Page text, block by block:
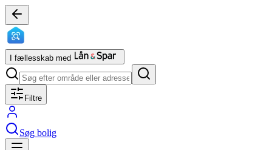
I fællesskab med
Filtre
Søg bolig